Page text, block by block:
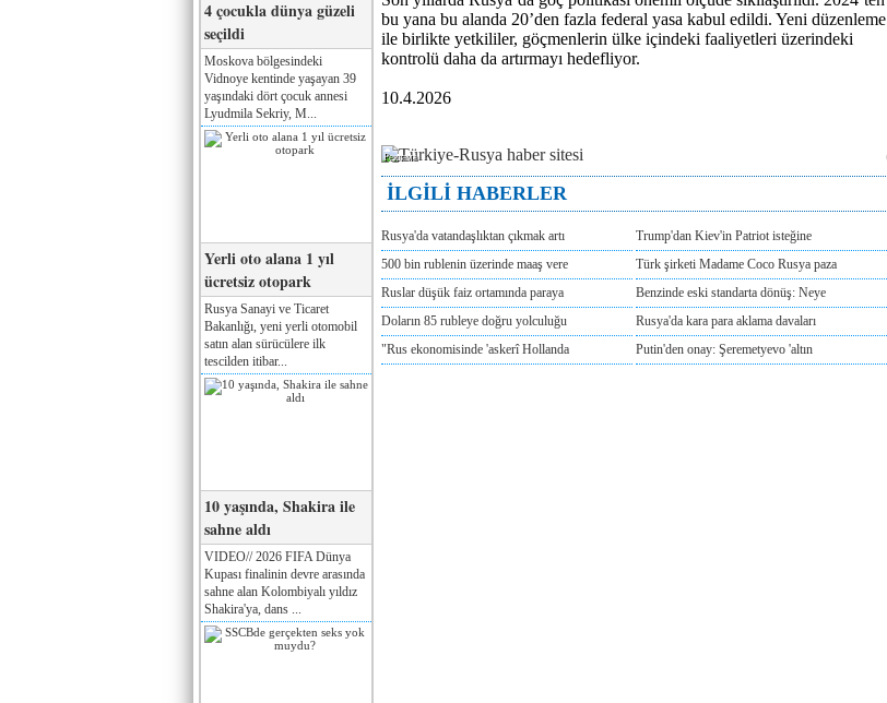
4 çocukla dünya güzeli
seçildi
Moskova bölgesindeki
Vidnoye kentinde yaşayan 39
yaşındaki dört çocuk annesi
Lyudmila Sekriy, M...
Yerli oto alana 1 yıl
ücretsiz otopark
Rusya Sanayi ve Ticaret
Bakanlığı, yeni yerli otomobil
satın alan sürücülere ilk
tescilden itibar...
10 yaşında, Shakira ile
sahne aldı
VIDEO// 2026 FIFA Dünya
Kupası finalinin devre arasında
sahne alan Kolombiyalı yıldız
Shakira'ya, dans ...
bu yana bu alanda 20’den fazla federal yasa kabul edildi. Yeni düzenleme
ile birlikte yetkililer, göçmenlerin ülke içindeki faaliyetleri üzerindeki
kontrolü daha da artırmayı hedefliyor.
10.4.2026
Реклама
İLGİLİ HABERLER
Rusya'da vatandaşlıktan çıkmak artı
Trump'dan Kiev'in Patriot isteğine
500 bin rublenin üzerinde maaş vere
Türk şirketi Madame Coco Rusya paza
Ruslar düşük faiz ortamında paraya
Benzinde eski standarta dönüş: Neye
Doların 85 rubleye doğru yolculuğu
Rusya'da kara para aklama davaları
"Rus ekonomisinde 'askerî Hollanda
Putin'den onay: Şeremetyevo 'altın